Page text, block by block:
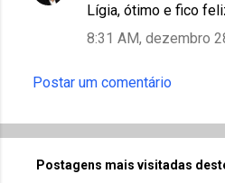
i
s
Lígia, ótimo e fico
8:31 AM, dezembro
Postar um comentário
Postagens mais visitadas